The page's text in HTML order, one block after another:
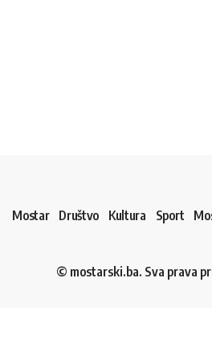
Mostar Društvo Kultura Sport
© mostarski.ba. Sva prava